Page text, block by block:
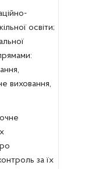
освіти;
виховання,
за їх